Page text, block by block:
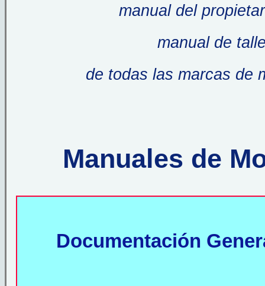
manual del
manual de
de todas las marcas de
Manuales de
Documentación